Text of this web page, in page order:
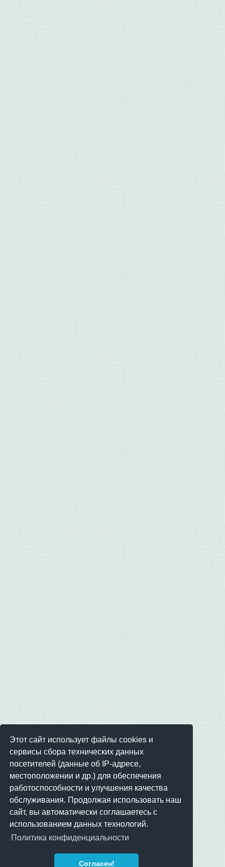
Этот сайт использует файлы cookies и
сервисы сбора технических данных
посетителей (данные об IP-адресе,
местоположении и др.) для обеспечения
работоспособности и улучшения качества
обслуживания. Продолжая использовать наш
сайт, вы автоматически соглашаетесь с
использованием данных технологий.
Политика конфиденциальности
Согласен!